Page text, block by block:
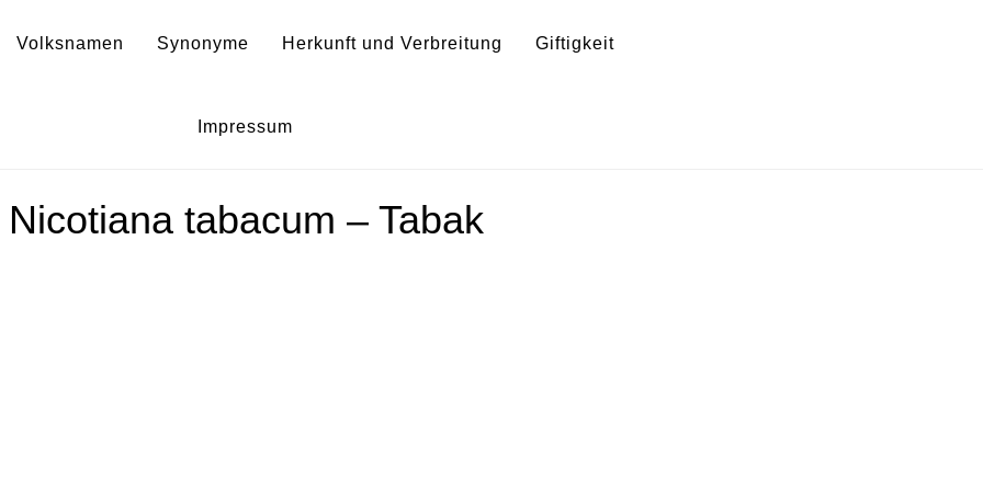
Volksnamen Synonyme Herkunft und Verbreitung Giftigkeit
Impressum
Nicotiana tabacum – Tabak